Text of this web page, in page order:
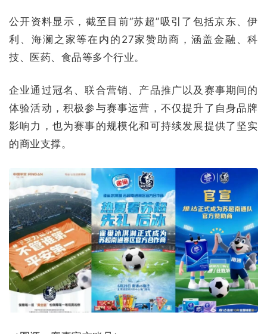
公开资料显示，截至目前“苏超”吸引了包括京东、伊
利、海澜之家等在内的27家赞助商，涵盖金融、科
技、医药、食品等多个行业。
企业通过冠名、联合营销、产品推广以及赛事期间的
体验活动，积极参与赛事运营，不仅提升了自身品牌
影响力，也为赛事的规模化和可持续发展提供了坚实
的商业支撑。